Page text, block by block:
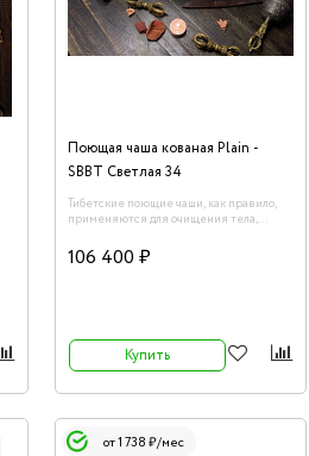
Поющая чаша кованая Plain -
SBBT Светлая 34
Тибетские поющие чаши, как правило,
применяются для очищения тела,
предметов от негативной энергии.
Воздействие данного инструмента на
106 400 ₽
Купить
от 1 738 ₽/мес